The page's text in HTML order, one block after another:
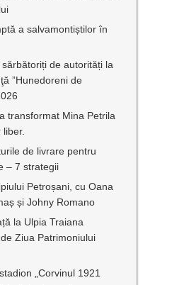
a salvamontiștilor în
de autorități la
”Hunedoreni de
transformat Mina Petrila
de livrare pentru
– 7 strategii
Petroșani, cu Oana
și Johny Romano
la Ulpia Traiana
Ziua Patrimoniului
„Corvinul 1921